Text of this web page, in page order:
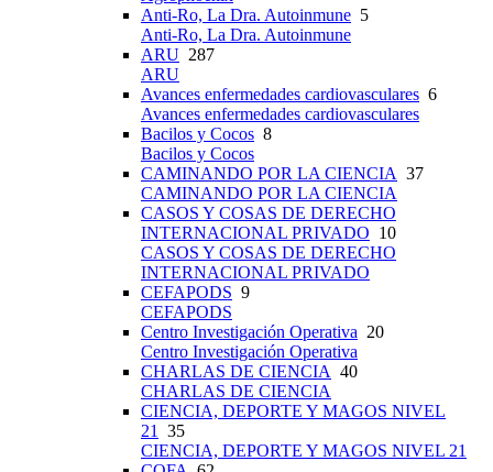
Anti-Ro, La Dra. Autoinmune 5
Anti-Ro, La Dra. Autoinmune
ARU 287
ARU
Avances enfermedades cardiovasculares 6
Avances enfermedades cardiovasculares
Bacilos y Cocos 8
Bacilos y Cocos
CAMINANDO POR LA CIENCIA 37
CAMINANDO POR LA CIENCIA
CASOS Y COSAS DE DERECHO
INTERNACIONAL PRIVADO 10
CASOS Y COSAS DE DERECHO
INTERNACIONAL PRIVADO
CEFAPODS 9
CEFAPODS
Centro Investigación Operativa 20
Centro Investigación Operativa
CHARLAS DE CIENCIA 40
CHARLAS DE CIENCIA
CIENCIA, DEPORTE Y MAGOS NIVEL
21
35
CIENCIA, DEPORTE Y MAGOS NIVEL 21